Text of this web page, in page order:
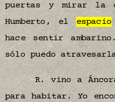
puertas y mirar la
Humberto, elespacio
hace sentir
sólo puedo
R. vino a
para habitar. Yo